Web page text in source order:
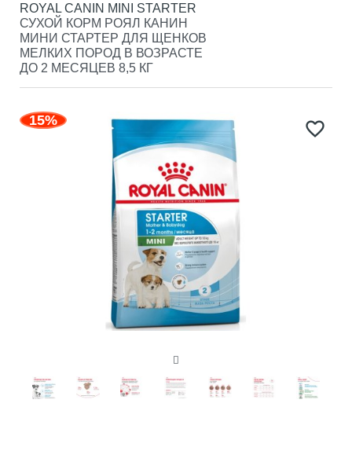
ROYAL CANIN MINI STARTER
СУХОЙ КОРМ РОЯЛ КАНИН
МИНИ СТАРТЕР ДЛЯ ЩЕНКОВ
МЕЛКИХ ПОРОД В ВОЗРАСТЕ
ДО 2 МЕСЯЦЕВ 8,5 КГ
15%